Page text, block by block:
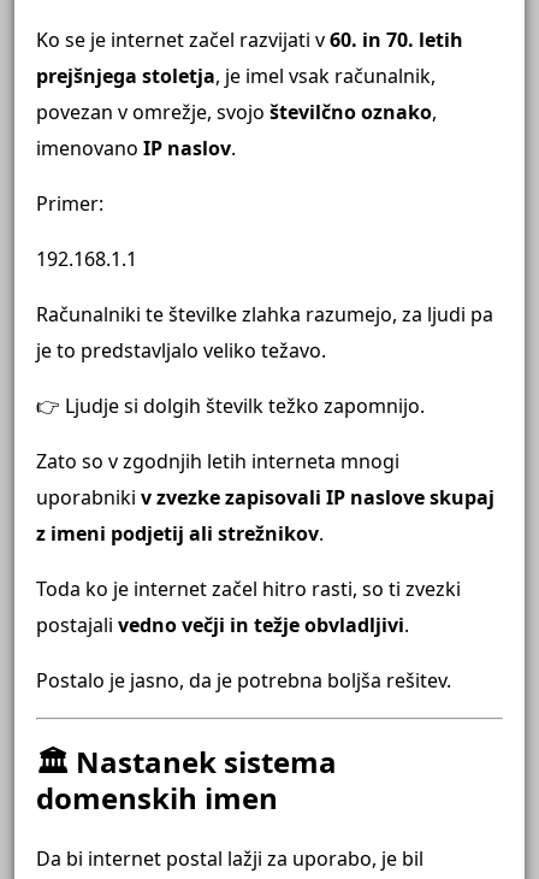
Ko se je internet začel razvijati v60. in 70. letih
prejšnjega stoletja, je imel vsak računalnik,
povezan v omrežje, svojo številčno oznako,
imenovano IP naslov.
Primer:
192.168.1.1
Računalniki te številke zlahka razumejo, za ljudi pa
je to predstavljalo veliko težavo.
👉 Ljudje si dolgih številk težko zapomnijo.
Zato so v zgodnjih letih interneta mnogi
uporabniki v zvezke zapisovali IP naslove skupaj
z imeni podjetij ali strežnikov.
Toda ko je internet začel hitro rasti, so ti zvezki
postajali vedno večji in težje obvladljivi.
Postalo je jasno, da je potrebna boljša rešitev.
🏛 Nastanek sistema
domenskih imen
Da bi internet postal lažji za uporabo, je bil